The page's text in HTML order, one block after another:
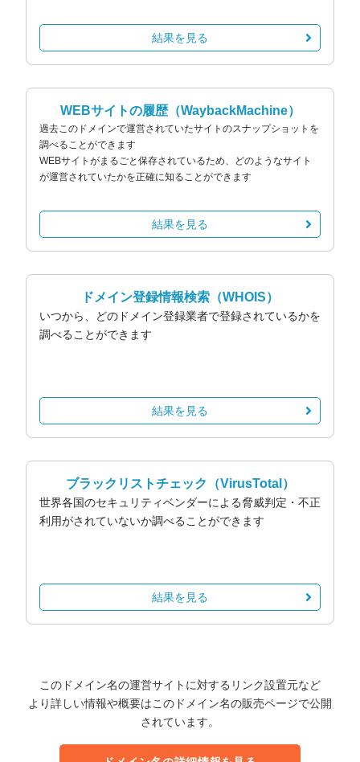
結果を見る
WEBサイトの履歴（WaybackMachine）
過去このドメインで運営されていたサイトのスナップショットを
調べることができます
WEBサイトがまるごと保存されているため、どのようなサイト
が運営されていたかを正確に知ることができます
結果を見る
ドメイン登録情報検索 （WHOIS）
いつから、どのドメイン登録業者で登録されているかを
調べることができます
結果を見る
ブラックリストチェック （VirusTotal）
世界各国のセキュリティベンダーによる脅威判定・不正
利用がされていないか調べることができます
結果を見る
このドメイン名の運営サイトに対するリンク設置元など
より詳しい情報や概要はこのドメイン名の販売ページで公開
されています。